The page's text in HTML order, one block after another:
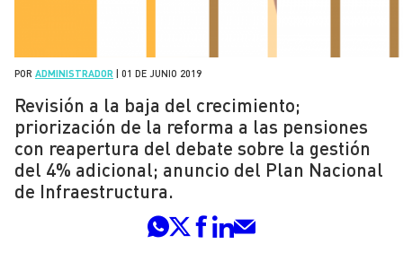
POR ADMINISTRADOR 01 DE JUNIO 2019
Revisión a la baja del crecimiento;
priorización de la reforma a las pensiones
con reapertura del debate sobre la gestión
del 4% adicional; anuncio del Plan Nacional
de Infraestructura.